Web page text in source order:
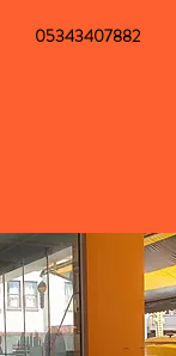
05343407882